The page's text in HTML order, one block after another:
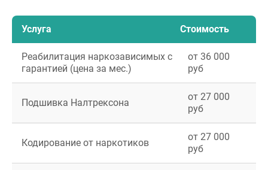
Услуга Стоимость
Реабилитация наркозависимых с
гарантией (цена за мес.)
от 36 000
руб
Подшивка Налтрексона
от 27 000
руб
Кодирование от наркотиков
от 27 000
руб